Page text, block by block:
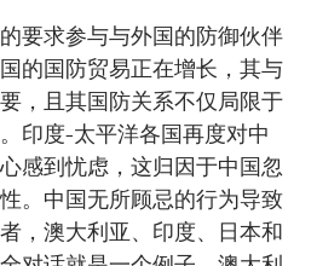
要求参与与外国的防御伙伴
的国防贸易正在增长，其与
，且其国防关系不仅局限于
印度-太平洋各国再度对中
感到忧虑，这归因于中国忽
。中国无所顾忌的行为导致
，澳大利亚、印度、日本和